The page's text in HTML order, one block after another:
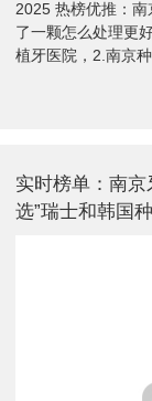
2025 热榜优推：南
了一颗怎么处理更
植牙医院，2.南京
实时榜单：南
选”瑞士和韩国